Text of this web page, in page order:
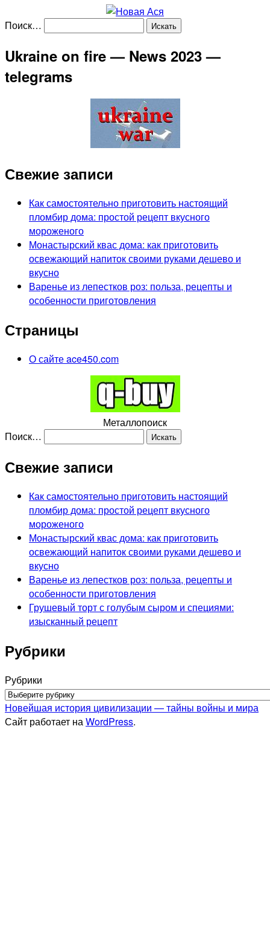
Поиск…
Ukraine on fire — News 2023 —
telegrams
Свежие записи
Как самостоятельно приготовить настоящий
пломбир дома: простой рецепт вкусного
мороженого
Монастырский квас дома: как приготовить
освежающий напиток своими руками дешево и
вкусно
Варенье из лепестков роз: польза, рецепты и
особенности приготовления
Страницы
О сайте ace450.com
Металлопоиск
Поиск…
Свежие записи
Как самостоятельно приготовить настоящий
пломбир дома: простой рецепт вкусного
мороженого
Монастырский квас дома: как приготовить
освежающий напиток своими руками дешево и
вкусно
Варенье из лепестков роз: польза, рецепты и
особенности приготовления
Грушевый торт с голубым сыром и специями:
изысканный рецепт
Рубрики
Рубрики
Новейшая история цивилизации — тайны войны и мира
Сайт работает на WordPress.